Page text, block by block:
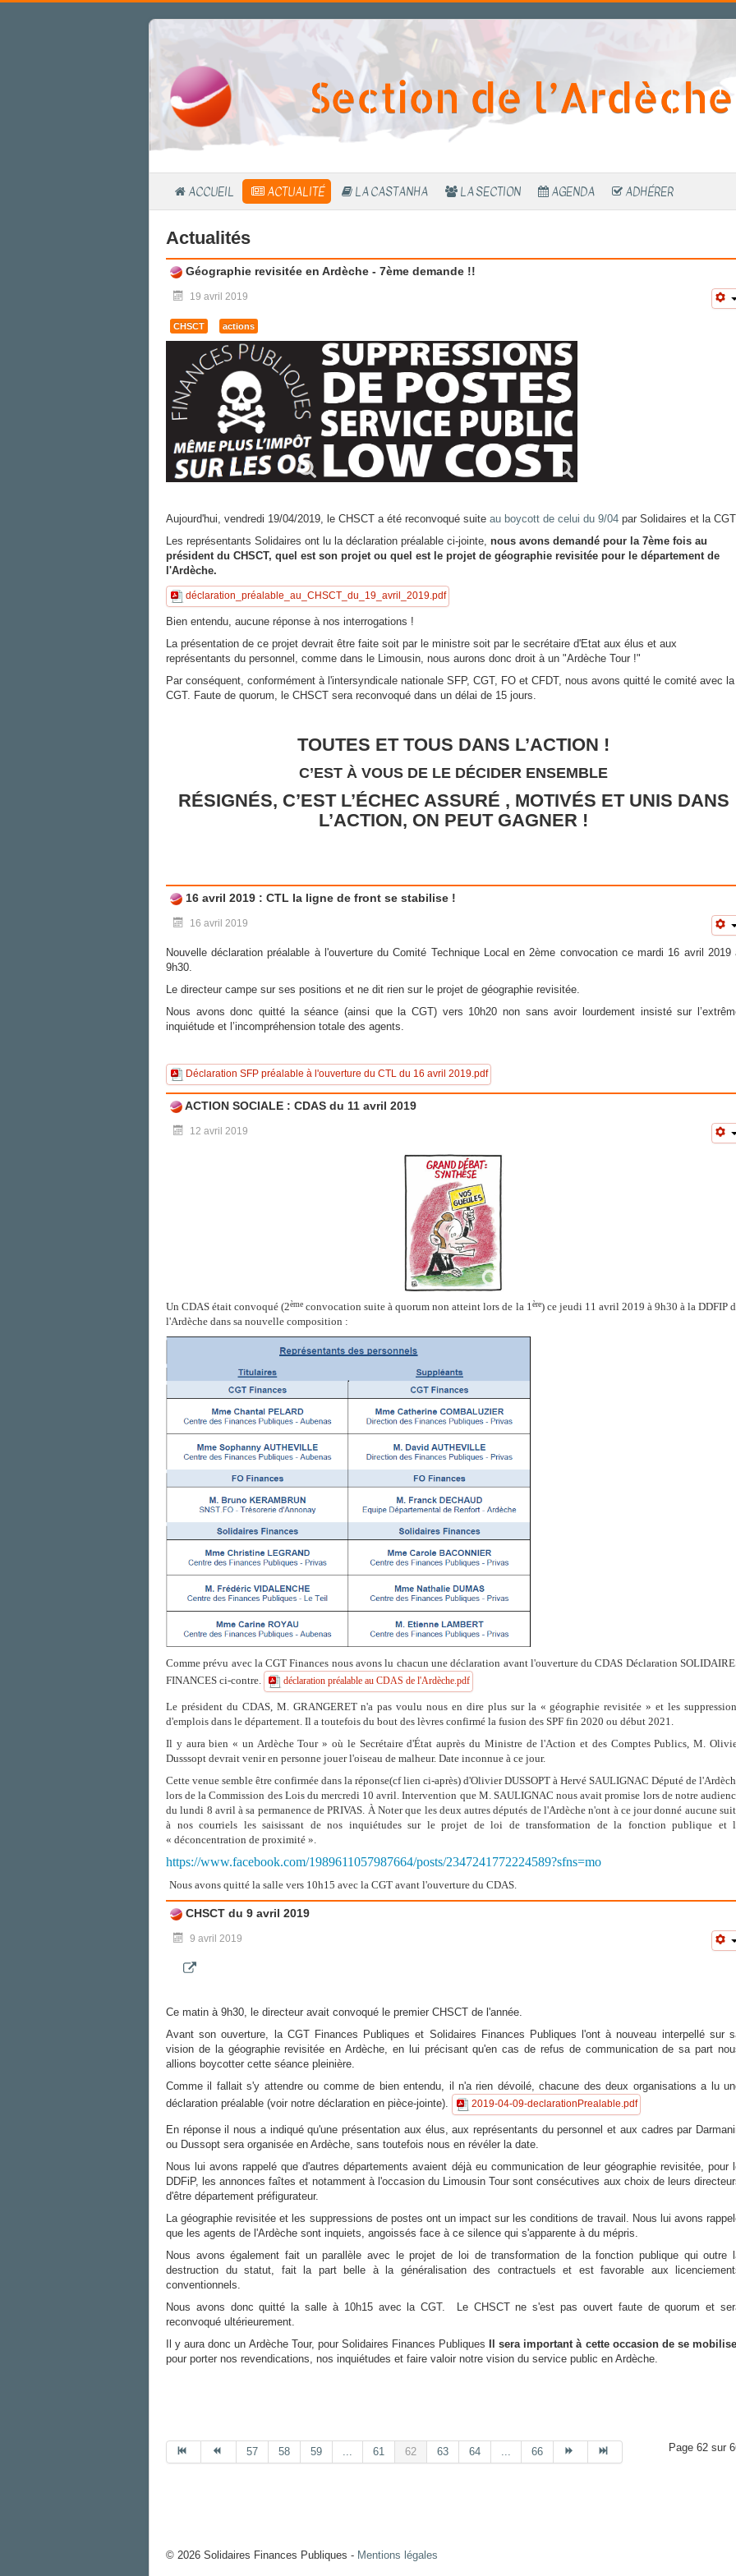
Section de l’Ardèche
ACCUEIL ACTUALITÉ LA CASTANHA LA SECTION AGENDA ADHÉRER
Actualités
Géographie revisitée en Ardèche - 7ème demande !!
19 avril 2019
CHSCT actions
Aujourd'hui, vendredi 19/04/2019, le CHSCT a été reconvoqué suite au boycott de celui du 9/04 par Solidaires et la
Les représentants Solidaires ont lu la déclaration préalable ci-jointe, nous avons demandé pour la 7ème fois au
président du CHSCT, quel est son projet ou quel est le projet de géographie revisitée pour le département de
l'Ardèche.
déclaration_préalable_au_CHSCT_du_19_avril_2019.pdf
Bien entendu, aucune réponse à nos interrogations !
La présentation de ce projet devrait être faite soit par le ministre soit par le secrétaire d'Etat aux élus et aux
représentants du personnel, comme dans le Limousin, nous aurons donc droit à un "Ardèche Tour !"
Par conséquent, conformément à l'intersyndicale nationale SFP, CGT, FO et CFDT, nous avons quitté le comité avec la
CGT. Faute de quorum, le CHSCT sera reconvoqué dans un délai de 15 jours.
TOUTES ET TOUS DANS L’ACTION !
C’EST À VOUS DE LE DÉCIDER ENSEMBLE
RÉSIGNÉS, C’EST L’ÉCHEC ASSURÉ , MOTIVÉS ET UNIS DANS
L’ACTION, ON PEUT GAGNER !
16 avril 2019 : CTL la ligne de front se stabilise !
16 avril 2019
Nouvelle déclaration préalable à l'ouverture du Comité Technique Local en 2ème convocation ce mardi 16 avril 2019
9h30.
Le directeur campe sur ses positions et ne dit rien sur le projet de géographie revisitée.
Nous avons donc quitté la séance (ainsi que la CGT) vers 10h20 non sans avoir lourdement insisté sur
inquiétude et l’incompréhension totale des agents.
Déclaration SFP préalable à l'ouverture du CTL du 16 avril 2019.pdf
ACTION SOCIALE : CDAS du 11 avril 2019
12 avril 2019
Un CDAS était convoqué (2ème convocation suite à quorum non atteint lors de la 1ère) ce jeudi 11 avril 2019 à 9h30 à la DDFIP
l'Ardèche dans sa nouvelle composition :
Comme prévu avec la CGT Finances nous avons lu chacun une déclaration avant l'ouverture du CDAS Déclaration
FINANCES ci-contre.
déclaration préalable au CDAS de l'Ardèche.pdf
Le président du CDAS, M. GRANGERET n'a pas voulu nous en dire plus sur la « géographie revisitée » et les
d'emplois dans le département. Il a toutefois du bout des lèvres confirmé la fusion des SPF fin 2020 ou début 2021.
Il y aura bien « un Ardèche Tour » où le Secrétaire d'État auprès du Ministre de l'Action et des Comptes Publics, M.
Dusssopt devrait venir en personne jouer l'oiseau de malheur. Date inconnue à ce jour.
Cette venue semble être confirmée dans la réponse(cf lien ci-après) d'Olivier DUSSOPT à Hervé SAULIGNAC Député de
lors de la Commission des Lois du mercredi 10 avril. Intervention que M. SAULIGNAC nous avait promise lors de notre
du lundi 8 avril à sa permanence de PRIVAS. À Noter que les deux autres députés de l'Ardèche n'ont à ce jour donné aucune
à nos courriels les saisissant de nos inquiétudes sur le projet de loi de transformation de la fonction publique et
« déconcentration de proximité ».
https://www.facebook.com/1989611057987664/posts/2347241772224589?sfns=mo
Nous avons quitté la salle vers 10h15 avec la CGT avant l'ouverture du CDAS.
CHSCT du 9 avril 2019
9 avril 2019
Ce matin à 9h30, le directeur avait convoqué le premier CHSCT de l'année.
Avant son ouverture, la CGT Finances Publiques et Solidaires Finances Publiques l'ont à nouveau interpellé sur
vision de la géographie revisitée en Ardèche, en lui précisant qu'en cas de refus de communication de sa part
allions boycotter cette séance pleinière.
Comme il fallait s'y attendre ou comme de bien entendu, il n'a rien dévoilé, chacune des deux organisations a lu
déclaration préalable (voir notre déclaration en pièce-jointe).
2019-04-09-declarationPrealable.pdf
En réponse il nous a indiqué qu'une présentation aux élus, aux représentants du personnel et aux cadres par
ou Dussopt sera organisée en Ardèche, sans toutefois nous en révéler la date.
Nous lui avons rappelé que d'autres départements avaient déjà eu communication de leur géographie revisitée, pour
DDFiP, les annonces faîtes et notamment à l'occasion du Limousin Tour sont consécutives aux choix de leurs
d'être département préfigurateur.
La géographie revisitée et les suppressions de postes ont un impact sur les conditions de travail. Nous lui avons
que les agents de l'Ardèche sont inquiets, angoissés face à ce silence qui s'apparente à du mépris.
Nous avons également fait un parallèle avec le projet de loi de transformation de la fonction publique qui outre
destruction du statut, fait la part belle à la généralisation des contractuels et est favorable aux
conventionnels.
Nous avons donc quitté la salle à 10h15 avec la CGT. Le CHSCT ne s'est pas ouvert faute de quorum et
reconvoqué ultérieurement.
Il y aura donc un Ardèche Tour, pour Solidaires Finances Publiques
Il sera important à cette occasion de se
pour porter nos revendications, nos inquiétudes et faire valoir notre vision du service public en Ardèche.
Page 62 sur
57 58 59 ... 61 62 63 64 ... 66
© 2026 Solidaires Finances Publiques - Mentions légales